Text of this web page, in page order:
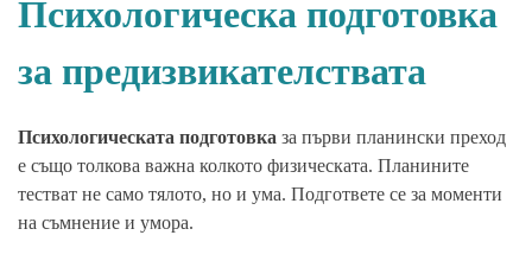
Психологическа подготовка
за предизвикателствата
Психологическата подготовка за първи планински преход
е също толкова важна колкото физическата. Планините
тестват не само тялото, но и ума. Подгответе се за моменти
на съмнение и умора.